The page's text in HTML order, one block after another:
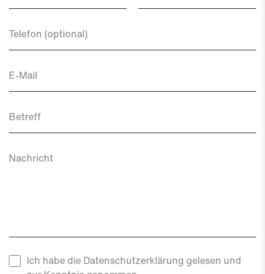
Telefon (optional)
E-Mail
Betreff
Nachricht
Ich habe die Datenschutzerklärung gelesen und